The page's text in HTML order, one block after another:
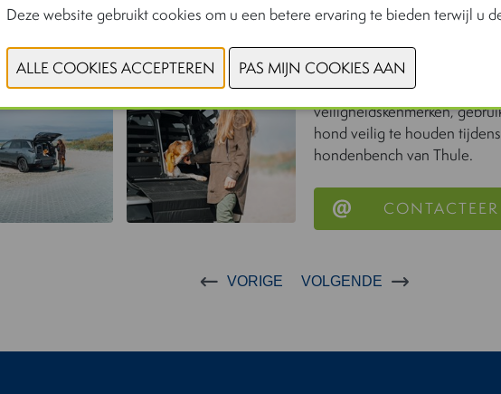
Een actief leven leiden met
De Thule Allax dubbele
voor zowel korte ritten als
veiligheidskenmerken,
hond veilig te houden
hondenbench van Thule.
VORIGE VOLGENDE
Deze website gebruikt cookies om u een betere ervaring te bieden terwijl u